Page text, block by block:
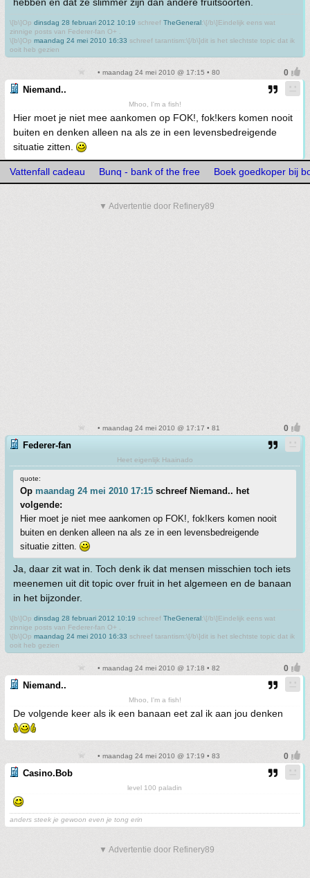
\[b\]Op dinsdag 28 februari 2012 10:19 schreef TheGeneral:\[/b\]Eindelijk eens wat
zinnige posts van Federer-fan O+ .
\[b\]Op maandag 24 mei 2010 16:33 schreef tarantism:\[/b\]dit is het slechtste topic dat ik
ooit heb gezien
• maandag 24 mei 2010 @ 17:15 • 80
Niemand..
Mhoo, I'm a fish!
Hier moet je niet mee aankomen op FOK!, fok!kers komen nooit
buiten en denken alleen na als ze in een levensbedreigende
situatie zitten.
Vattenfall cadeau Bunq - bank of the free Boek goedkoper bij
▼ Advertentie door Refinery89
• maandag 24 mei 2010 @ 17:17 • 81
Federer-fan
Heet eigenlijk Haainado
quote:
Op maandag 24 mei 2010 17:15 schreef Niemand.. het
volgende:
Hier moet je niet mee aankomen op FOK!, fok!kers komen nooit
buiten en denken alleen na als ze in een levensbedreigende
situatie zitten.
Ja, daar zit wat in. Toch denk ik dat mensen misschien toch iets
meenemen uit dit topic over fruit in het algemeen en de banaan
in het bijzonder.
\[b\]Op dinsdag 28 februari 2012 10:19 schreef TheGeneral:\[/b\]Eindelijk eens wat
zinnige posts van Federer-fan O+ .
\[b\]Op maandag 24 mei 2010 16:33 schreef tarantism:\[/b\]dit is het slechtste topic dat ik
ooit heb gezien
• maandag 24 mei 2010 @ 17:18 • 82
Niemand..
Mhoo, I'm a fish!
De volgende keer als ik een banaan eet zal ik aan jou denken
• maandag 24 mei 2010 @ 17:19 • 83
Casino.Bob
level 100 paladin
anders steek je gewoon even je tong erin
▼ Advertentie door Refinery89